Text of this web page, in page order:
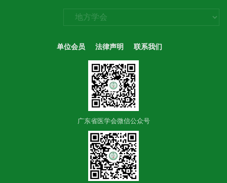
单位会员 法律声明 联系我们
广东省医学会微信公众号